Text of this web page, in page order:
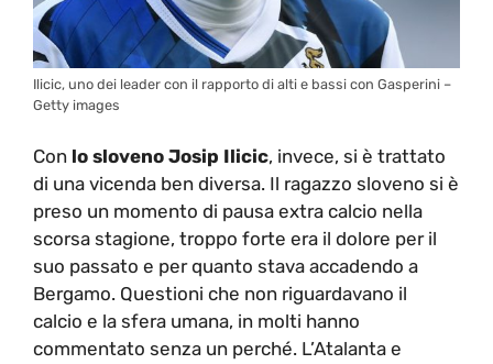
Ilicic, uno dei leader con il rapporto di alti e bassi con Gasperini –
Getty images
Con lo sloveno Josip Ilicic, invece, si è trattato
di una vicenda ben diversa. Il ragazzo sloveno si è
preso un momento di pausa extra calcio nella
scorsa stagione, troppo forte era il dolore per il
suo passato e per quanto stava accadendo a
Bergamo. Questioni che non riguardavano il
calcio e la sfera umana, in molti hanno
commentato senza un perché. L’Atalanta e